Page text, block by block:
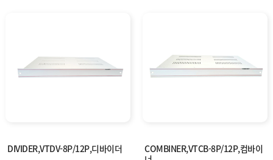
DIVIDER,VTDV-8P/12P,디바이더
COMBINER,VTCB-8P/12P,컴바이